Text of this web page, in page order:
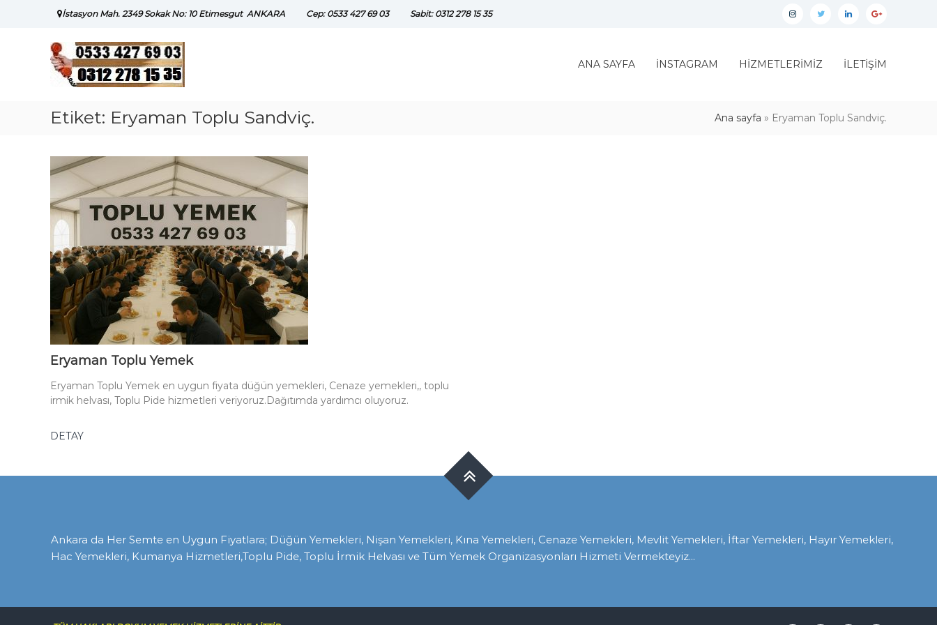
İstasyon Mah. 2349 Sokak No: 10 Etimesgut ANKARA Cep: 0533 427 69 03 Sabit: 0312 278 15 35 İnstagramtwitter linkedin google
ANA SAYFA İNSTAGRAM HİZMETLERİMİZ İLETİŞİM
Etiket: Eryaman Toplu Sandviç. Ana sayfa » Eryaman Toplu Sandviç.
Eryaman Toplu Yemek
Eryaman Toplu Yemek en uygun fiyata düğün yemekleri, Cenaze yemekleri,, toplu
irmik helvası, Toplu Pide hizmetleri veriyoruz.Dağıtımda yardımcı oluyoruz.
DETAY
Ankara da Her Semte en Uygun Fiyatlara; Düğün Yemekleri, Nişan Yemekleri, Kına Yemekleri, Cenaze Yemekleri, Mevlit Yemekleri, İftar Yemekleri, Hayır Yemekleri,
Hac Yemekleri, Kumanya Hizmetleri,Toplu Pide, Toplu İrmik Helvası ve Tüm Yemek Organizasyonları Hizmeti Vermekteyiz...